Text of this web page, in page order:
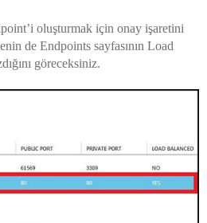
oluşturmak için onay işaretini
de Endpoints sayfasının Load
göreceksiniz.